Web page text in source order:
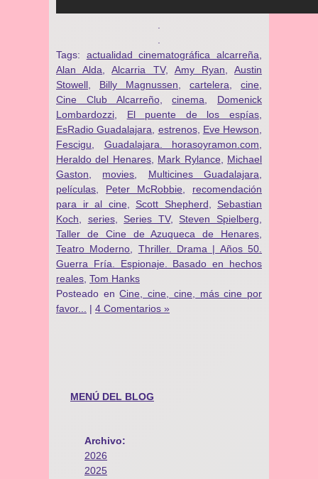
Tags: actualidad cinematográfica alcarreña
Alan Alda ,Alcarria TV, Amy Ryan ,Austin
Stowell
Billy Magnussen cartelera cine
Cine Club Alcarreño,cinema
Domenick
Lombardozzi
El puente de los espías
EsRadio Guadalajara
estrenos, Eve Hewson
Fescigu
Guadalajara. horasoyramon.com
Heraldo del Henares, Mark Rylance
Michael
Gaston
movies Multicines Guadalajara
películas
Peter McRobbie
recomendación
para ir al cine, Scott Shepherd
Sebastian
Koch
series, Series TV, Steven Spielberg
Taller de Cine de Azuqueca de Henares
Teatro Moderno
Thriller. Drama | Años 50.
Guerra Fría. Espionaje. Basado en hechos
reales Tom Hanks
Posteado enCine, cine, cine, más cine por
favor...
| 4 Comentarios »
MENÚ DEL BLOG
Archivo:
2026
2025